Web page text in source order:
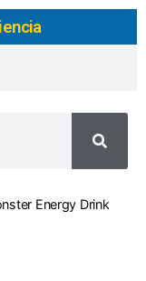
Energy Drink